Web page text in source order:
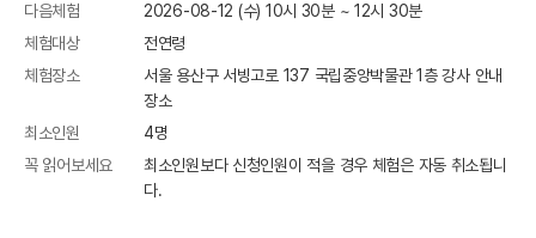
다음체험
2026-08-12 (수) 10시 30분~ 12시 30분
체험대상
전연령
체험장소
서울 용산구 서빙고로 137 국립중앙박물관 1층 강사 안내
장소
최소인원
4명
꼭 읽어보세요
최소인원보다 신청인원이 적을 경우 체험은 자동 취소됩니
다.